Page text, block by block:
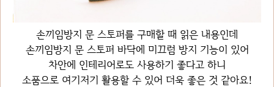
손끼임방지 문 스토퍼를 구매할 때 읽은 내용인데
손끼임방지 문 스토퍼 바닥에 미끄럼 방지 기능이 있어
차안에 인테리어로도 사용하기 좋다고 하니
소품으로 여기저기 활용할 수 있어 더욱 좋은 것 같아요!